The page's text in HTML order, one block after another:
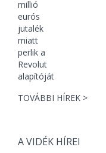
TOVÁBBI HÍREK >
A VIDÉK HÍREI